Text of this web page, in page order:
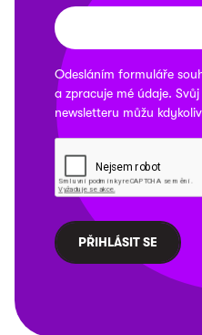
Odesláním formuláře
a zpracuje mé údaje.
newsletteru můžu kdykoliv